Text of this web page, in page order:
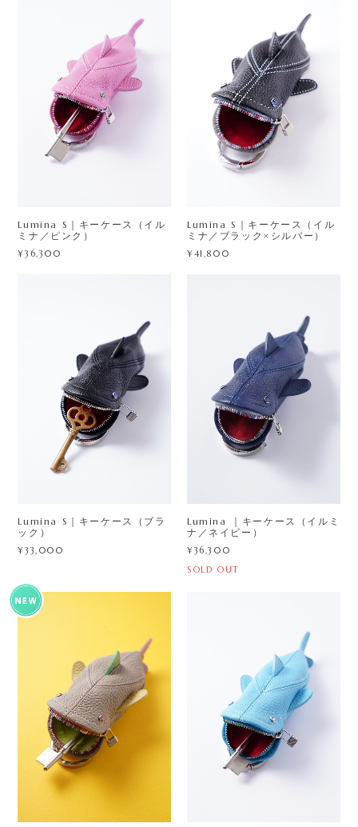
Lumina S｜キーケース（イル
ミナ／ピンク）
¥36,300
Lumina S｜キーケース（イル
ミナ／ブラック×シルバー）
¥41,800
Lumina S｜キーケース（ブラ
ック）
¥33,000
Lumina ｜キーケース（イルミ
ナ／ネイビー）
¥36,300
SOLD OUT